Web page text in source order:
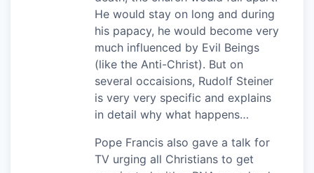
He would stay on long and during
his papacy, he would become very
much influenced by Evil Beings
(like the Anti-Christ). But on
several occaisions, Rudolf Steiner
is very very specific and explains
in detail why what happens…
Pope Francis also gave a talk for
TV urging all Christians to get